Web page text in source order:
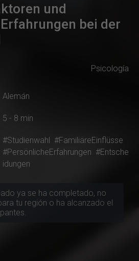
und
bei der
Psicología
Alemán
5 - 8 min
#Studienwahl #FamiliäreEinflüsse
#PersönlicheErfahrungen #Entsche
idungen
ya se ha completado, no
tu región o ha alcanzado el